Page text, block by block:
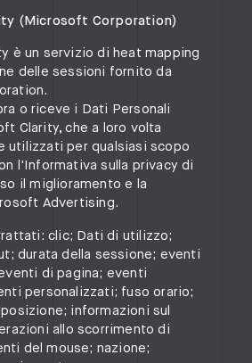
(Microsoft Corporation)
è un servizio di heat mapping
delle sessioni fornito da
o riceve i Dati Personali
Clarity, che a loro volta
utilizzati per qualsiasi scopo
l'Informativa sulla privacy di
il miglioramento e la
Advertising.
clic; Dati di utilizzo;
durata della sessione; eventi
di pagina; eventi
personalizzati; fuso orario;
informazioni sul
allo scorrimento di
del mouse; nazione;